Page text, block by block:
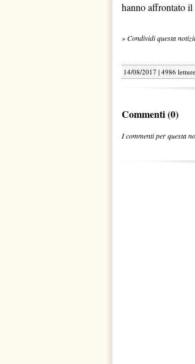
hanno affrontato il
» Condividi questa
14/08/2017 | 4986
Commenti (0)
I commenti per questa